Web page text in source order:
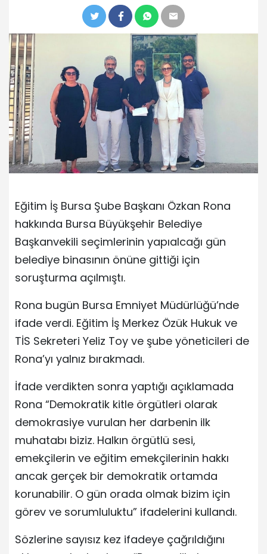
Eğitim İş Bursa Şube Başkanı Özkan Rona
hakkında Bursa Büyükşehir Belediye
Başkanvekili seçimlerinin yapıalcağı gün
belediye binasının önüne gittiği için
soruşturma açılmıştı.
Rona bugün Bursa Emniyet Müdürlüğü’nde
ifade verdi. Eğitim İş Merkez Özük Hukuk ve
TİS Sekreteri Yeliz Toy ve şube yöneticileri de
Rona’yı yalnız bırakmadı.
İfade verdikten sonra yaptığı açıklamada
Rona “Demokratik kitle örgütleri olarak
demokrasiye vurulan her darbenin ilk
muhatabı biziz. Halkın örgütlü sesi,
emekçilerin ve eğitim emekçilerinin hakkı
ancak gerçek bir demokratik ortamda
korunabilir. O gün orada olmak bizim için
görev ve sorumluluktu” ifadelerini kullandı.
Sözlerine sayısız kez ifadeye çağrıldığını